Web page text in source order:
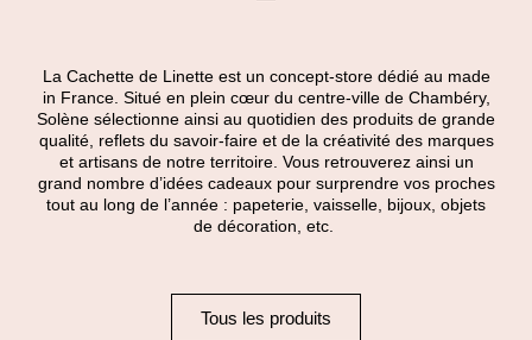
La Cachette de Linette est un concept-store dédié au made
in France. Situé en plein cœur du centre-ville de Chambéry,
Solène sélectionne ainsi au quotidien des produits de grande
qualité, reflets du savoir-faire et de la créativité des marques
et artisans de notre territoire. Vous retrouverez ainsi un
grand nombre d’idées cadeaux pour surprendre vos proches
tout au long de l’année : papeterie, vaisselle, bijoux, objets
de décoration, etc.
Tous les produits